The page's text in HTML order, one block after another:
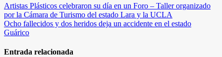
Navegación
de
entradas
Artistas Plásticos celebraron su día en un Foro – Taller organizado
por la Cámara de Turismo del estado Lara y la UCLA
Ocho fallecidos y dos heridos deja un accidente en el estado
Guárico
Entrada relacionada